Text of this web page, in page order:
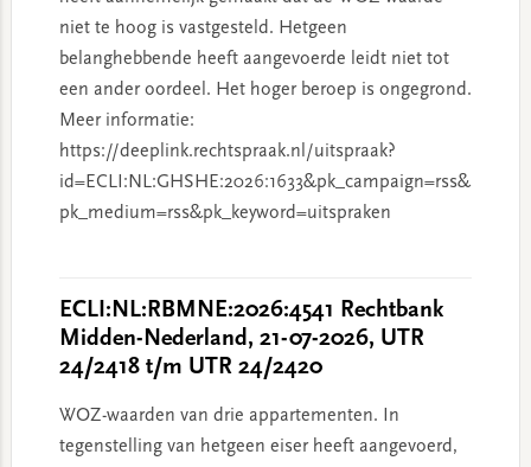
niet te hoog is vastgesteld. Hetgeen
belanghebbende heeft aangevoerde leidt niet tot
een ander oordeel. Het hoger beroep is ongegrond.
Meer informatie:
https://deeplink.rechtspraak.nl/uitspraak?
id=ECLI:NL:GHSHE:2026:1633&pk_campaign=rss&
pk_medium=rss&pk_keyword=uitspraken
ECLI:NL:RBMNE:2026:4541 Rechtbank
Midden-Nederland, 21-07-2026, UTR
24/2418 t/m UTR 24/2420
WOZ-waarden van drie appartementen. In
tegenstelling van hetgeen eiser heeft aangevoerd,